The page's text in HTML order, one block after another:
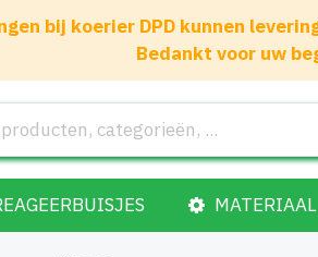
bij koerier DPD kunnen
Bedankt voor uw
MATERIAAL